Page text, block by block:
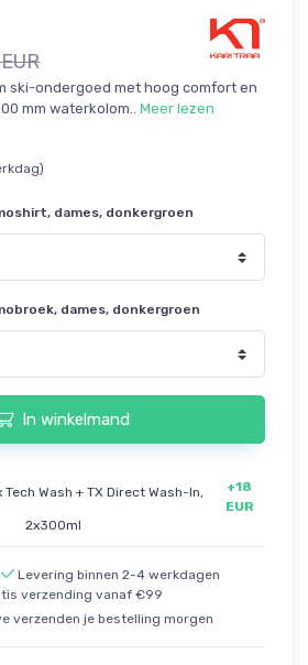
ski-ondergoed met hoog comfort en
mm waterkolom.. Meer lezen
dames, donkergroen
dames, donkergroen
In winkelmand
Tech Wash + TX Direct Wash-In,
2x300ml
+18
EUR
Levering binnen 2-4 werkdagen
verzending vanaf €99
verzenden je bestelling morgen